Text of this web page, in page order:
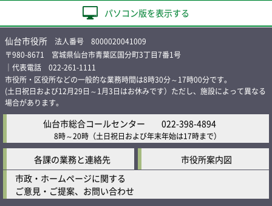
パソコン版を表示する
仙台市役所 法人番号 8000020041009
〒980-8671 宮城県仙台市青葉区国分町3丁目7番1号
｜代表電話 022-261-1111
市役所・区役所などの一般的な業務時間は8時30分～17時00分です。
(土日祝日および12月29日～1月3日はお休みです）ただし、施設によって異なる
場合があります。
仙台市総合コールセンター 022-398-4894
8時～20時 （土日祝日および年末年始は17時まで）
各課の業務と連絡先
市役所案内図
市政・ホームページに関する
ご意見・ご提案、お問い合わせ